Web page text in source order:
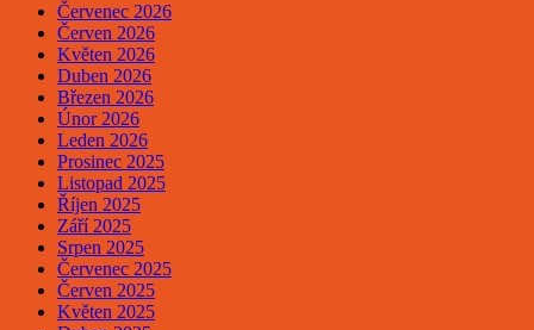
Červenec 2026
Červen 2026
Květen 2026
Duben 2026
Březen 2026
Únor 2026
Leden 2026
Prosinec 2025
Listopad 2025
Říjen 2025
Září 2025
Srpen 2025
Červenec 2025
Červen 2025
Květen 2025